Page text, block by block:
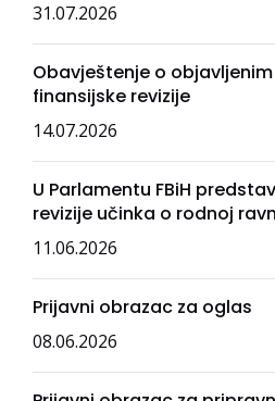
31.07.2026
Obavještenje o
finansijske revizije
14.07.2026
U Parlamentu FBiH
revizije učinka o rodnoj
11.06.2026
Prijavni obrazac za oglas
08.06.2026